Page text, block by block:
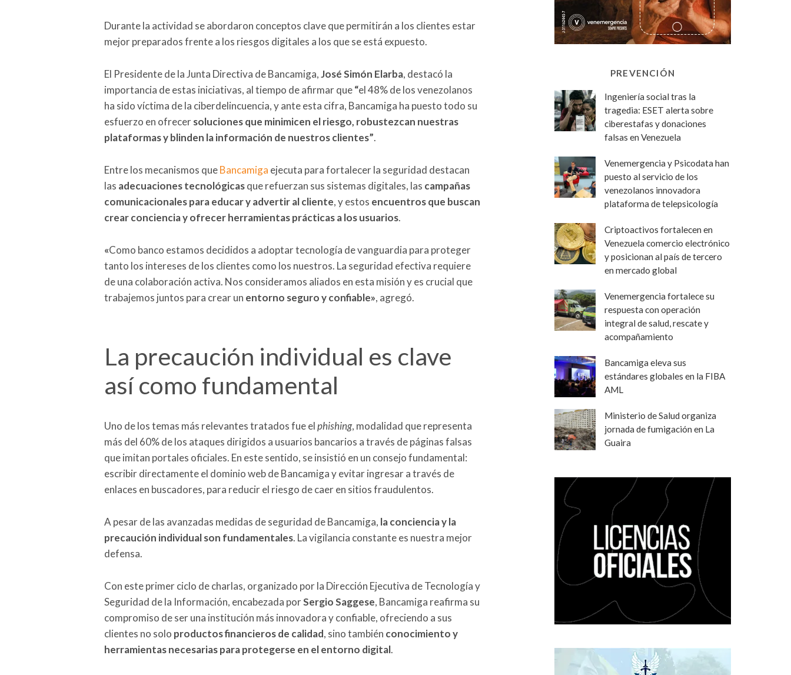
Durante la actividad se abordaron conceptos clave que permitirán a los clientes estar
mejor preparados frente a los riesgos digitales a los que se está expuesto.
El Presidente de la Junta Directiva de Bancamiga,José Simón Elarba, destacó la
importancia de estas iniciativas, al tiempo de afirmar que“el 48% de los venezolanos
ha sido víctima de la ciberdelincuencia, y ante esta cifra, Bancamiga ha puesto todo su
esfuerzo en ofrecersoluciones que minimicen el riesgo, robustezcan nuestras
plataformas y blinden la información de nuestros clientes”.
Entre los mecanismos queBancamiga ejecuta para fortalecer la seguridad destacan
las adecuaciones tecnológicasque refuerzan sus sistemas digitales, las campañas
comunicacionales para educar y advertir al cliente, y estos encuentros que buscan
crear conciencia y ofrecer herramientas prácticas a los usuarios.
«Como banco estamos decididos a adoptar tecnología de vanguardia para proteger
tanto los intereses de los clientes como los nuestros. La seguridad efectiva requiere
de una colaboración activa. Nos consideramos aliados en esta misión y es crucial que
trabajemos juntos para crear un entorno seguro y confiable», agregó.
La precaución individual es clave
así como fundamental
Uno de los temas más relevantes tratados fue elphishing, modalidad que representa
más del 60% de los ataques dirigidos a usuarios bancarios a través de páginas falsas
que imitan portales oficiales. En este sentido, se insistió en un consejo fundamental:
escribir directamente el dominio web de Bancamiga y evitar ingresar a través de
enlaces en buscadores, para reducir el riesgo de caer en sitios fraudulentos.
A pesar de las avanzadas medidas de seguridad de Bancamiga, la conciencia y la
precaución individual son fundamentales. La vigilancia constante es nuestra mejor
defensa.
Con este primer ciclo de charlas, organizado por la Dirección Ejecutiva de Tecnología y
Seguridad de la Información, encabezada porSergio Saggese, Bancamiga reafirma su
compromiso de ser una institución más innovadora y confiable, ofreciendo a sus
clientes no solo productos financieros de calidad, sino también conocimiento y
herramientas necesarias para protegerse en el entorno digital.
PREVENCIÓN
Ingeniería social tras la
tragedia: ESET alerta sobre
ciberestafas y donaciones
falsas en Venezuela
Venemergencia y Psicodata han
puesto al servicio de los
venezolanos innovadora
plataforma de telepsicología
Criptoactivos fortalecen en
Venezuela comercio electrónico
y posicionan al país de tercero
en mercado global
Venemergencia fortalece su
respuesta con operación
integral de salud, rescate y
acompañamiento
Bancamiga eleva sus
estándares globales en la FIBA
AML
Ministerio de Salud organiza
jornada de fumigación en La
Guaira